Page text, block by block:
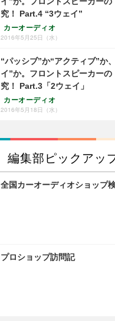
究！ Part.4 “3ウェイ”
カーオーディオ
2016年5月25日（水）
“パッシブ”か“アクティブ”か
イ”か。フロントスピーカー
究！ Part.3「2ウェイ」
カーオーディオ
2016年5月18日（水）
編集部ピックアッ
全国カーオーディオショップ
プロショップ訪問記